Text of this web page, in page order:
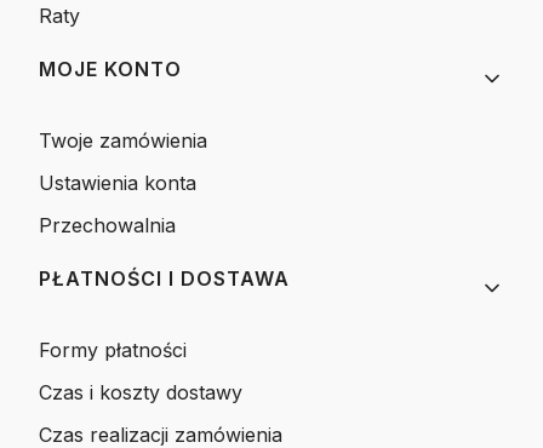
Raty
MOJE KONTO
Twoje zamówienia
Ustawienia konta
Przechowalnia
PŁATNOŚCI I DOSTAWA
Formy płatności
Czas i koszty dostawy
Czas realizacji zamówienia